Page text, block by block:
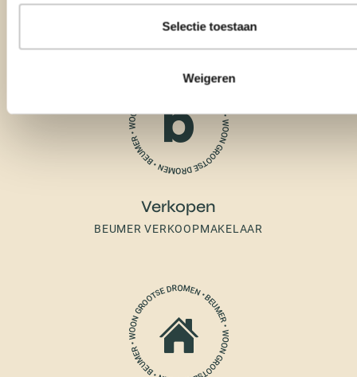
Selectie toestaan
Weigeren
Verkopen
BEUMER VERKOOPMAKELAAR